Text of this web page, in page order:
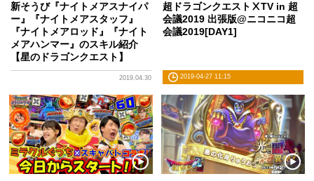
新そうび『ナイトメアスナイパ
ー』『ナイトメアスタッフ』
『ナイトメアロッド』『ナイト
メアハンマー』のスキル紹介
【星のドラゴンクエスト】
2019.04.30
超ドラゴンクエストⅩTV in 超
会議2019 出張版@ニコニコ超
会議2019[DAY1]
2019-04-27 11:15